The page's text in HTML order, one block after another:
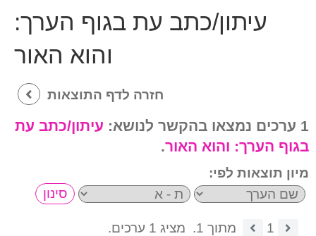
עיתון/כתב עת בגוף הערך:
והוא האור
חזרה לדף התוצאות
1 ערכים נמצאו בהקשר לנושא:
עיתון/כתב עת
בגוף הערך: והוא האור.
מיון תוצאות לפי:
1 מתוך 1.
מציג 1 ערכים.